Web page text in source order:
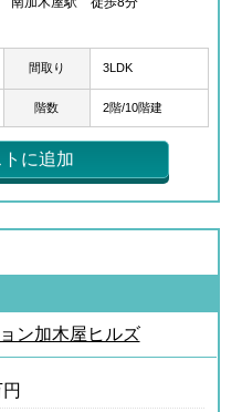
間取り 3LDK
階数 2階/10階建
に追加
ン加木屋ヒルズ